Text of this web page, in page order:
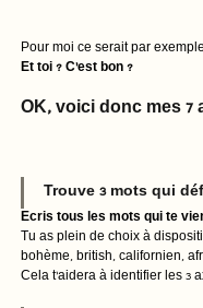
Pour moi ce serait par
Et toi ? C'est bon ?
OK, voici donc mes
Trouve 3 mots qui
Ecris tous les mots qui te
Tu as plein de choix à
bohème, british, californien,
Cela t'aidera à identifier les 3